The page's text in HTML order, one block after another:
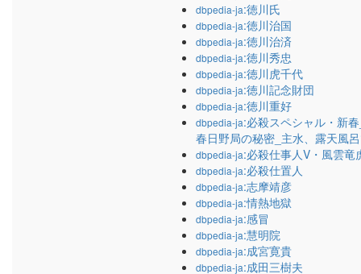
dbpedia-ja:徳川氏
dbpedia-ja:徳川治国
dbpedia-ja:徳川治済
dbpedia-ja:徳川秀忠
dbpedia-ja:徳川虎千代
dbpedia-ja:徳川記念財団
dbpedia-ja:徳川重好
dbpedia-ja:必殺スペシャル・新
春日野局の秘密_主水、露天風
dbpedia-ja:必殺仕事人V・風雲竜
dbpedia-ja:必殺仕置人
dbpedia-ja:志摩靖彦
dbpedia-ja:情熱地獄
dbpedia-ja:感冒
dbpedia-ja:慧明院
dbpedia-ja:成宮寛貴
dbpedia-ja:成田三樹夫